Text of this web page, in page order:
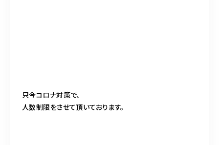
只今コロナ対策で、
人数制限をさせて頂いております。